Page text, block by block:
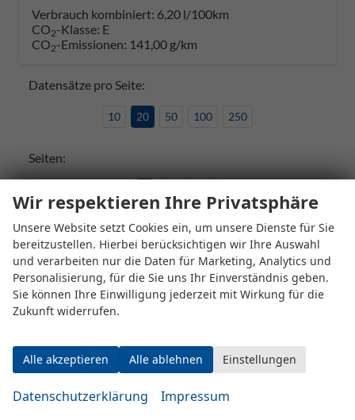
Verbrauch kombiniert: 6,20 l/100km
CO2-Klasse: E
CO2-Emissionen: 141,00 g/km
Datensätze pro Seite:
10 20 50 100 250
Seiten:
Fahrzeugnr.
ALPINE
BMW
BYD
Wir respektieren Ihre Privatsphäre
Unsere Website setzt Cookies ein, um unsere Dienste für Sie
bereitzustellen. Hierbei berücksichtigen wir Ihre Auswahl
und verarbeiten nur die Daten für Marketing, Analytics und
Personalisierung, für die Sie uns Ihr Einverständnis geben.
Sie können Ihre Einwilligung jederzeit mit Wirkung für die
Zukunft widerrufen.
Alle akzeptieren Alle ablehnen Einstellungen
Datenschutzerklärung Impressum